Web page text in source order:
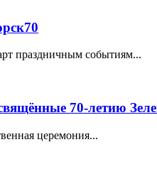
праздничным событиям...
70-летию
церемония...